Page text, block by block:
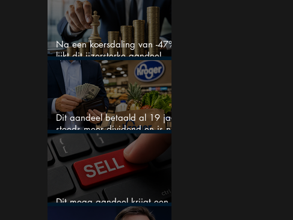
Na een koersdaling van -47%
lijkt dit ijzersterke aandeel
aantrekkelijker dan ooit
Dit aandeel betaald al 19 jaar
steeds meer dividend en is nu
goedkoop
Dit mega aandeel krijgt een
zeldzaam verkoopadvies